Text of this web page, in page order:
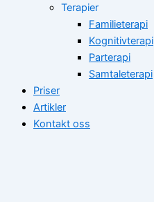
Terapier
Familieterapi
Kognitivterapi
Parterapi
Samtaleterapi
Priser
Artikler
Kontakt oss